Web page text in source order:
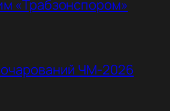
«Трабзонспором»
ЧМ-2026